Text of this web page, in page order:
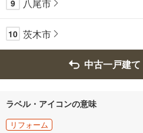
9 八尾市
10 茨木市
中古一戸建
ラベル・アイコンの意味
リフォーム